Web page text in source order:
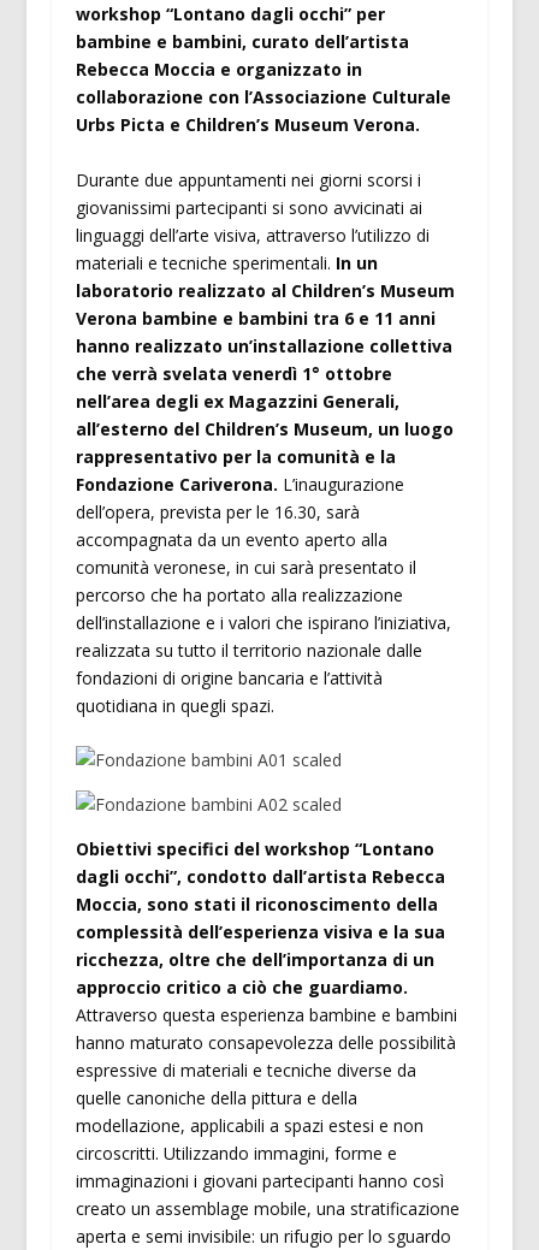
workshop “Lontano dagli occhi” per
bambine e bambini, curato dell’artista
Rebecca Moccia e organizzato in
collaborazione con l’Associazione Culturale
Urbs Picta e Children’s Museum Verona.
Durante due appuntamenti nei giorni scorsi i
giovanissimi partecipanti si sono avvicinati ai
linguaggi dell’arte visiva, attraverso l’utilizzo di
materiali e tecniche sperimentali. In un
laboratorio realizzato al Children’s Museum
Verona bambine e bambini tra 6 e 11 anni
hanno realizzato un’installazione collettiva
che verrà svelata venerdì 1° ottobre
nell’area degli ex Magazzini Generali,
all’esterno del Children’s Museum, un luogo
rappresentativo per la comunità e la
Fondazione Cariverona. L’inaugurazione
dell’opera, prevista per le 16.30, sarà
accompagnata da un evento aperto alla
comunità veronese, in cui sarà presentato il
percorso che ha portato alla realizzazione
dell’installazione e i valori che ispirano l’iniziativa,
realizzata su tutto il territorio nazionale dalle
fondazioni di origine bancaria e l’attività
quotidiana in quegli spazi.
Obiettivi specifici del workshop “Lontano
dagli occhi”, condotto dall’artista Rebecca
Moccia, sono stati il riconoscimento della
complessità dell’esperienza visiva e la sua
ricchezza, oltre che dell’importanza di un
approccio critico a ciò che guardiamo.
Attraverso questa esperienza bambine e bambini
hanno maturato consapevolezza delle possibilità
espressive di materiali e tecniche diverse da
quelle canoniche della pittura e della
modellazione, applicabili a spazi estesi e non
circoscritti. Utilizzando immagini, forme e
immaginazioni i giovani partecipanti hanno così
creato un assemblage mobile, una stratificazione
aperta e semi invisibile: un rifugio per lo sguardo